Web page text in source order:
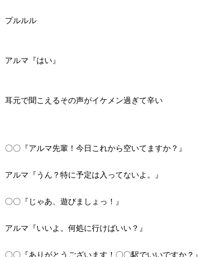
プルルル
アルマ『はい』
耳元で聞こえるその声がイケメン過ぎて辛い
〇〇『アルマ先輩！今日これから空いてますか？』
アルマ『うん？特に予定は入ってないよ。』
〇〇『じゃあ、遊びましょっ！』
アルマ『いいよ。何処に行けばいい？』
〇〇『ありがとうございます！〇〇駅でいいですか？』